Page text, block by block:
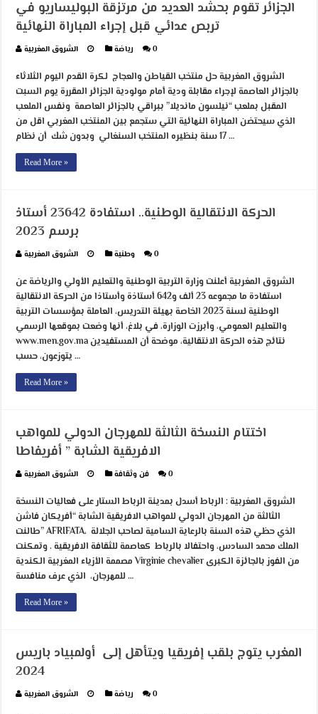
الجزائر تقوم بحشد العديد من مرتزقة البوليساريو في
تربص عدائي قبل إجراء المباراة النهائية
الشروق المغربية رياضة 0
الشروق المغربية حل منتخب القياطن والعجاج لكرة القدم اليوم الثلاثاء
بالجزائر العاصمة لإجراء مقابلة ودية أمام مولودية الجزائر المقررة يوم السبت
المقبل بملعب “نيلسون مانديلا” ببراقي بالجزائر العاصمة ونفس الملعب
الذي سيحتضن المباراة النهائية التي ستجمع بين المنتخب المغربي اقل من
17 سنة بنظيره المنتخب السنغالي وبدون شك أن نظام …
Read More »
الحركة الانتقالية الوطنية.. استفادة 23642 أستاذ
برسم 2023
الشروق المغربية وطنية 0
الشروق المغربية أعلنت وزارة التربية الوطنية والتعليم الأولي والرياضة عن
استفادة ما مجموعه 23 ألف و642 أستاذة وأستاذا من الحركة الانتقالية
الوطنية لسنة 2023 الخاصة بهيئة التدريس، العاملة بمؤسسات التربية
والتعليم العمومي، وأبرزت الوزارة، في بلاغ، أنها وضعت بموقعها الرسمي
www.men.gov.ma نتائج هذه الحركة الانتقالية، موضحة أن المستفيدين
يتوزعون، حسب …
Read More »
اختتام النسخة الثالثة للمهرجان الدولي للمواهب
الافريقية الشابة ” أفريفاطا
الشروق المغربية فن وثقافة 0
الشروق المغربية : الرباط أسدل بمدينة الرباط الستار على فعاليات النسخة
الثالثة من المهرجان الدولي للمواهب الافريقية الشابة “أفريكان فاشن
طالنت” AFRIFATA، الذي حظي هذه السنة بالرعاية السامية لصاحب الجلالة
الملك محمد السادس، واحتفالا بالرباط كعاصمة للثقافة الافريقية . وتمكنت
مصممة الأزياء المغربية الكندية Virginie chevalier من الفوز بالجائزة الكبرى
للمهرجان، الذي عرف منافسة …
Read More »
المغرب يتوج بلقب إفريقيا ويتأهل إلى أولمبياد باريس
2024
الشروق المغربية رياضة 0